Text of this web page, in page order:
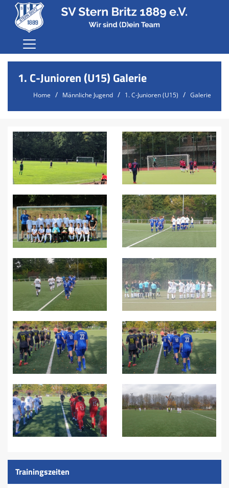
Home
Der Verein
Terminvereinbarung Jugend
Probetraining
Anmeldung
Sponsoren
Shop
Spielplan
Terminkalender
1. C-Junioren (U15) Galerie
Home Männliche Jugend 1. C-Junioren (U15) Galerie
Trainingszeiten